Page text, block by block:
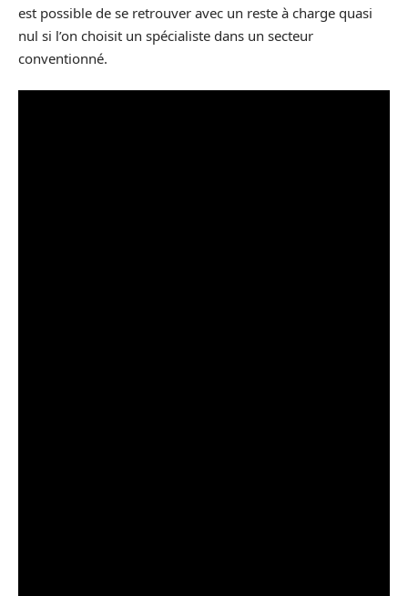
est possible de se retrouver avec un reste à charge quasi
nul si l’on choisit un spécialiste dans un secteur
conventionné.